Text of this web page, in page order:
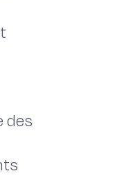
des